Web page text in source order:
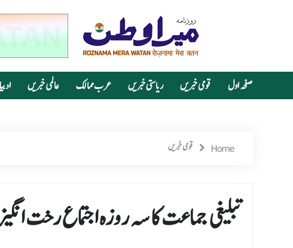
صفحہ اول قومی خبریں ریاستی خبریں عرب ممالک عالمی خبریں
Home قومی خبریں
تبلیغی جماعت کا سہ روزہ اجتماع رخت